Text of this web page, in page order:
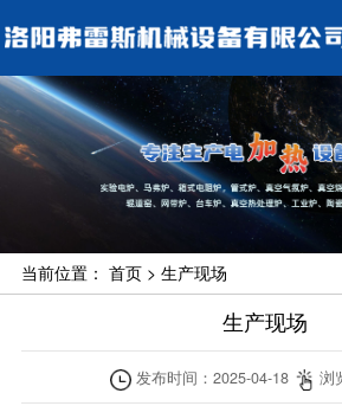
当前位置： 首页> 生产现场
生产现场